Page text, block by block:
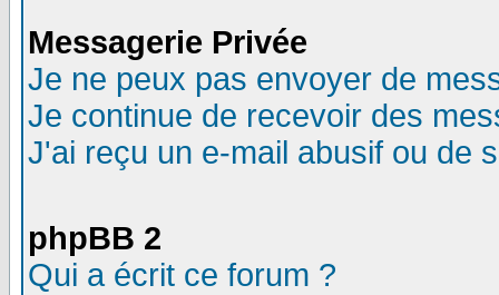
Messagerie Privée
Je ne peux pas envoyer de
Je continue de recevoir des
J'ai reçu un e-mail abusif ou de
phpBB 2
Qui a écrit ce forum ?